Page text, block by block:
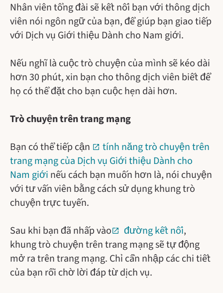
Nhân viên tổng đài sẽ kết nối bạn với thông dịch
viên nói ngôn ngữ của bạn, để giúp bạn giao tiếp
với Dịch vụ Giới thiệu Dành cho Nam giới.
Nếu nghĩ là cuộc trò chuyện của mình sẽ kéo dài
hơn 30 phút, xin bạn cho thông dịch viên biết để
họ có thể đặt cho bạn cuộc hẹn dài hơn.
Trò chuyện trên trang mạng
Bạn có thể tiếp cận
tính năng trò chuyện trên
trang mạng của Dịch vụ Giới thiệu Dành cho
Nam giới nếu cách bạn muốn hơn là, nói chuyện
với tư vấn viên bằng cách sử dụng khung trò
chuyện trực tuyến.
Sau khi bạn đã nhấp vào
đường kết nối,
khung trò chuyện trên trang mạng sẽ tự động
mở ra trên trang mạng. Chỉ cần nhập các chi tiết
của bạn rồi chờ lời đáp từ dịch vụ.